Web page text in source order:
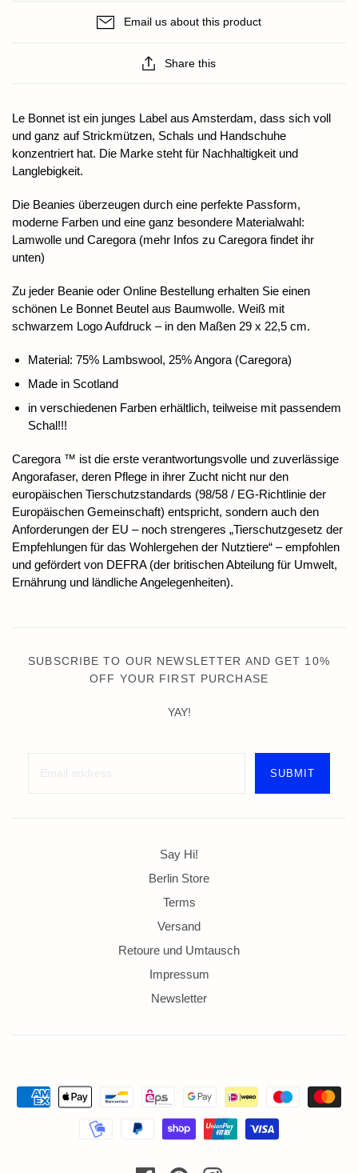
Email us about this product
Share this
Le Bonnet ist ein junges Label aus Amsterdam, dass sich voll
und ganz auf Strickmützen, Schals und Handschuhe
konzentriert hat. Die Marke steht für Nachhaltigkeit und
Langlebigkeit.
Die Beanies überzeugen durch eine perfekte Passform,
moderne Farben und eine ganz besondere Materialwahl:
Lamwolle und Caregora (mehr Infos zu Caregora findet ihr
unten)
Zu jeder Beanie oder Online Bestellung erhalten Sie einen
schönen Le Bonnet Beutel aus Baumwolle. Weiß mit
schwarzem Logo Aufdruck – in den Maßen 29 x 22,5 cm.
Material: 75% Lambswool, 25% Angora (Caregora)
Made in Scotland
in verschiedenen Farben erhältlich, teilweise mit passendem
Schal!!!
Caregora ™ ist die erste verantwortungsvolle und zuverlässige
Angorafaser, deren Pflege in ihrer Zucht nicht nur den
europäischen Tierschutzstandards (98/58 / EG-Richtlinie der
Europäischen Gemeinschaft) entspricht, sondern auch den
Anforderungen der EU – noch strengeres „Tierschutzgesetz der
Empfehlungen für das Wohlergehen der Nutztiere“ – empfohlen
und gefördert von DEFRA (der britischen Abteilung für Umwelt,
Ernährung und ländliche Angelegenheiten).
SUBSCRIBE TO OUR NEWSLETTER AND GET 10%
OFF YOUR FIRST PURCHASE
YAY!
Say Hi!
Berlin Store
Terms
Versand
Retoure und Umtausch
Impressum
Newsletter